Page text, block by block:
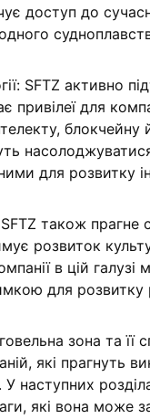
доступ до
SFTZ активно
привілеї для
для розвитку
також
розвиток
в цій
для розвитку
зона та її
які прагнуть
У наступних
які вона може